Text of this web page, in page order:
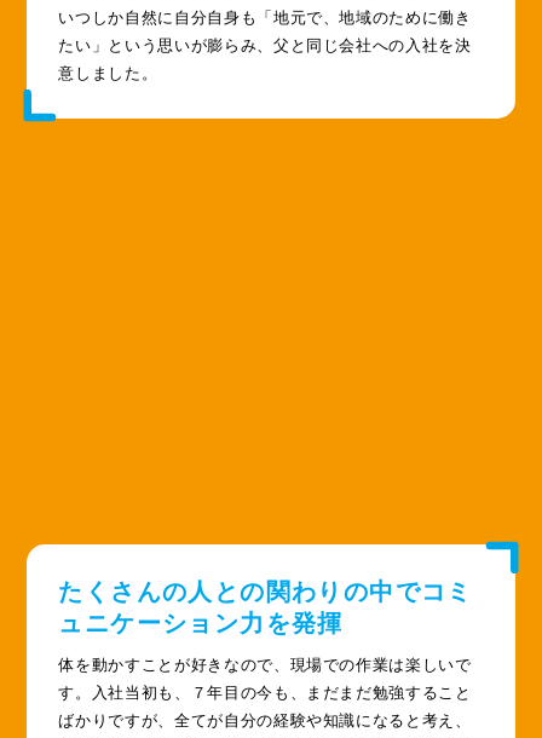
いつしか自然に自分自身も「地元で、地域のために働き
たい」という思いが膨らみ、父と同じ会社への入社を決
意しました。
たくさんの人との関わりの中でコミ
ュニケーション力を発揮
体を動かすことが好きなので、現場での作業は楽しいで
す。入社当初も、７年目の今も、まだまだ勉強すること
ばかりですが、全てが自分の経験や知識になると考え、